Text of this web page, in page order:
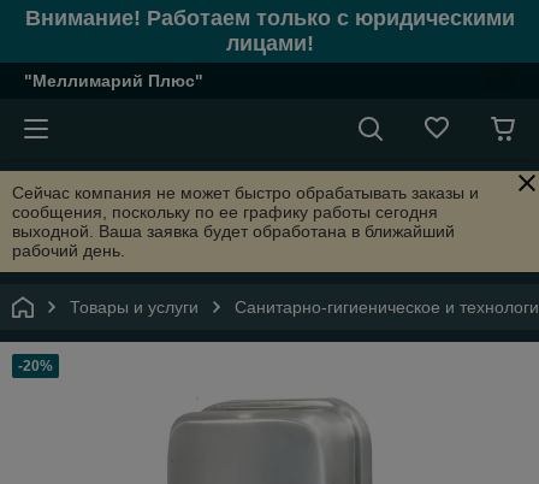
Внимание! Работаем только с юридическими
лицами!
"Меллимарий Плюс"
Сейчас компания не может быстро обрабатывать заказы и
сообщения, поскольку по ее графику работы сегодня
выходной. Ваша заявка будет обработана в ближайший
рабочий день.
Товары и услуги Санитарно-гигиеническое и
-20%